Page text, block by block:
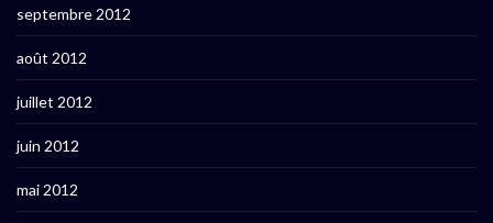
septembre 2012
août 2012
juillet 2012
juin 2012
mai 2012